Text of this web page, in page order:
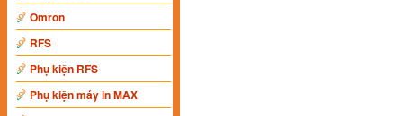
Omron
RFS
Phụ kiện RFS
Phụ kiện máy in MAX